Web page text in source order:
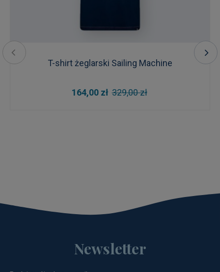
T-shirt żeglarski Sailing Machine
164,00 zł 329,00 zł
Newsletter